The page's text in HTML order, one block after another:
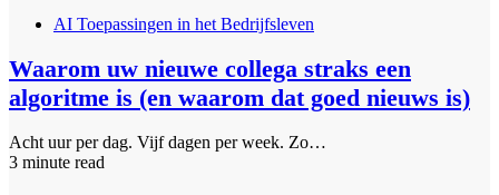
AI Toepassingen in het Bedrijfsleven
Waarom uw nieuwe collega straks een
algoritme is (en waarom dat goed nieuws is)
Acht uur per dag. Vijf dagen per week. Zo…
3 minute read